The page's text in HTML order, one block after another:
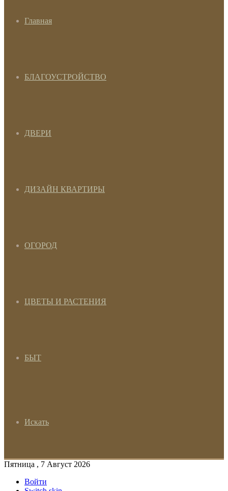
Главная
БЛАГОУСТРОЙСТВО
ДВЕРИ
ДИЗАЙН КВАРТИРЫ
ОГОРОД
ЦВЕТЫ И РАСТЕНИЯ
БЫТ
Искать
Пятница , 7 Август 2026
Войти